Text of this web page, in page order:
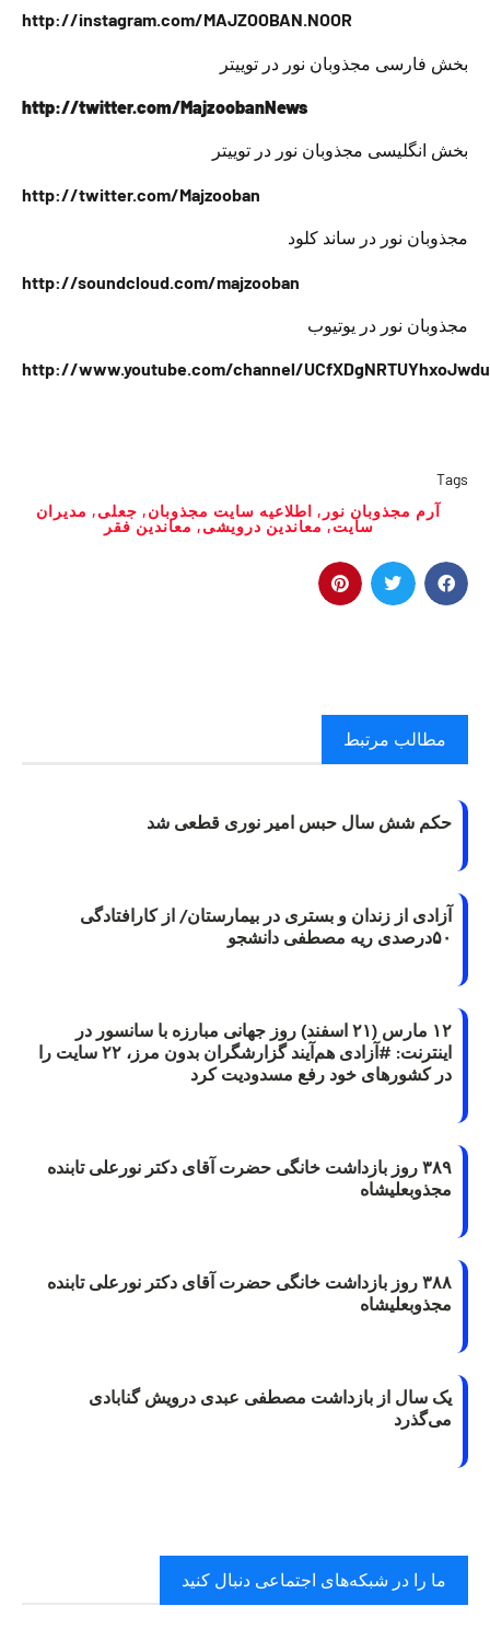
http://instagram.com/MAJZOOBAN.NOOR
بخش فارسی مجذوبان نور در توییتر
http://twitter.com/MajzoobanNews
بخش انگلیسی مجذوبان نور در توییتر
http://twitter.com/Majzooban
مجذوبان نور در ساند کلود
http://soundcloud.com/majzooban
مجذوبان نور در یوتیوب
http://www.youtube.com/channel/
Tags
آرم مجذوبان نور , اطلاعیه سایت مجذوبان, جعلی, مدیران
سایت,معاندین درویشی, معاندین فقر
مطالب مرتبط
حکم شش سال حبس امیر نوری قطعی شد
آزادی از زندان و بستری در بیمارستان/ از کارافتادگی
۵۰درصدی ریه مصطفی دانشجو
۱۲ مارس (۲۱ اسفند) روز جهانی مبارزه با سانسور در
اینترنت: #آزادی هم‌آیند گزارشگران‌ بدون مرز، ۲۲ سایت را
در کشورهای خود رفع مسدودیت کرد
۳۸۹ روز بازداشت خانگی حضرت آقای دکتر نورعلی تابنده
مجذوبعلیشاه
۳۸۸ روز بازداشت خانگی حضرت آقای دکتر نورعلی تابنده
مجذوبعلیشاه
یک سال از بازداشت مصطفی عبدی درویش گنابادی
می‌گذرد
ما را در شبکه‌های اجتماعی دنبال کنید